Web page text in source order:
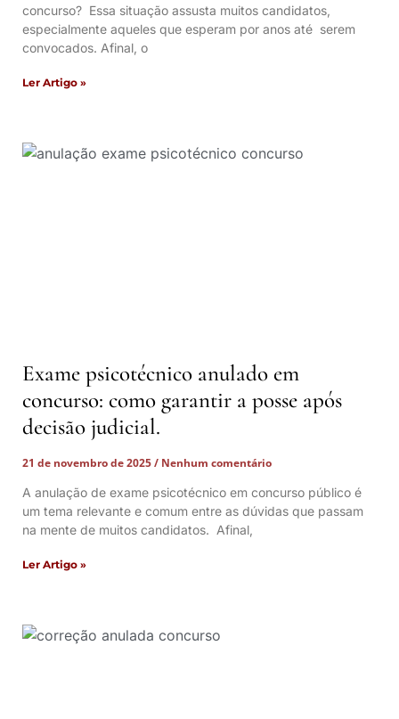
concurso? Essa situação assusta muitos candidatos,
especialmente aqueles que esperam por anos até serem
convocados. Afinal, o
Ler Artigo »
Exame psicotécnico anulado em
concurso: como garantir a posse após
decisão judicial.
21 de novembro de 2025
Nenhum comentário
A anulação de exame psicotécnico em concurso público é
um tema relevante e comum entre as dúvidas que passam
na mente de muitos candidatos. Afinal,
Ler Artigo »